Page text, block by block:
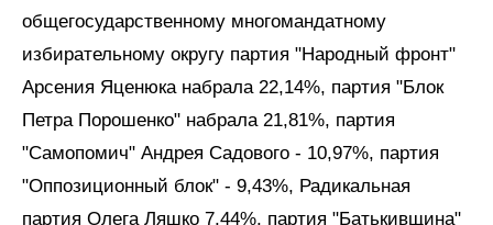
общегосударственному многомандатному
избирательному округу партия "Народный фронт"
Арсения Яценюка набрала 22,14%, партия "Блок
Петра Порошенко" набрала 21,81%, партия
"Самопомич" Андрея Садового - 10,97%, партия
"Оппозиционный блок" - 9,43%, Радикальная
партия Олега Ляшко 7,44%, партия "Батькивщина"